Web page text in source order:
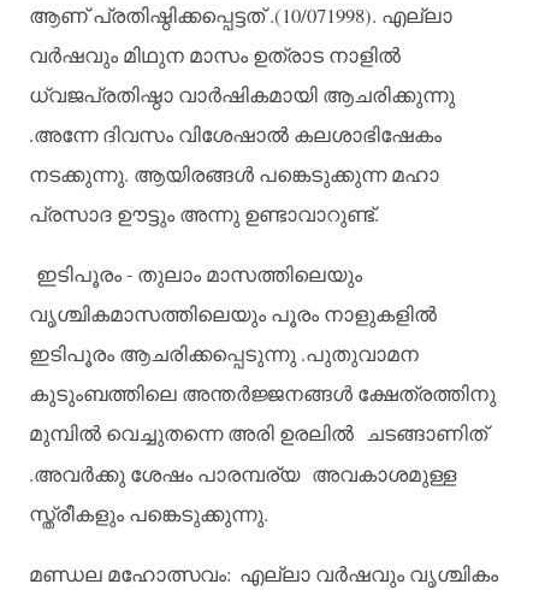
ആണ് പ്രതിഷ്ഠിക്കപ്പെട്ടത്.(10/071998). എല്ലാ
വർഷവും മിഥുന മാസം ഉത്രാട നാളിൽ
ധ്വജപ്രതിഷ്ഠാ വാർഷികമായി ആചരിക്കുന്നു
.അന്നേ ദിവസം വിശേഷാൽ കലശാഭിഷേകം
നടക്കുന്നു. ആയിരങ്ങൾ പങ്കെടുക്കുന്ന മഹാ
പ്രസാദ ഊട്ടും അന്നു ഉണ്ടാവാറുണ്ട്.
ഇടിപൂരം - തുലാം മാസത്തിലെയും
വൃശ്ചികമാസത്തിലെയും പൂരം നാളുകളിൽ
ഇടിപൂരം ആചരിക്കപ്പെടുന്നു .പുതുവാമന
കുടുംബത്തിലെ അന്തർജ്ജനങ്ങൾ ക്ഷേത്രത്തിനു
മുമ്പിൽ വെച്ചുതന്നെ അരി ഉരലിൽ ചടങ്ങാണിത്
.അവർക്കു ശേഷം പാരമ്പര്യ അവകാശമുള്ള
സ്ത്രീകളും പങ്കെടുക്കുന്നു.
മണ്ഡല മഹോത്സവം: എല്ലാ വർഷവും വൃശ്ചികം